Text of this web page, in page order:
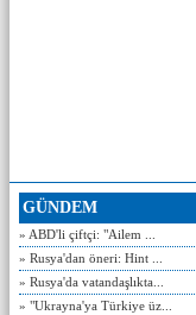
GÜNDEM
» ABD'li çiftçi: "Ailem ...
» Rusya'dan öneri: Hint ...
» Rusya'da vatandaşlıkta...
» "Ukrayna'ya Türkiye üz...